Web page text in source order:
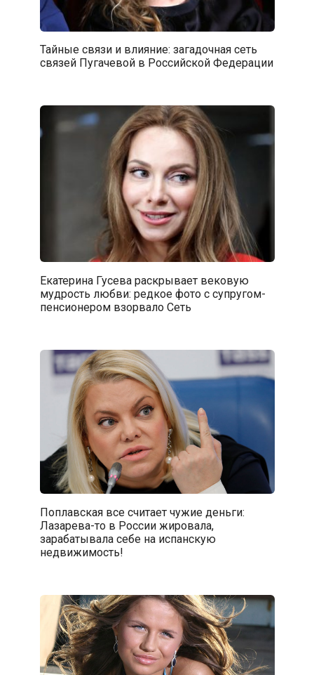
Тайные связи и влияние: загадочная сеть
связей Пугачевой в Российской Федерации
Екатерина Гусева раскрывает вековую
мудрость любви: редкое фото с супругом-
пенсионером взорвало Сеть
Поплавская все считает чужие деньги:
Лазарева-то в России жировала,
зарабатывала себе на испанскую
недвижимость!